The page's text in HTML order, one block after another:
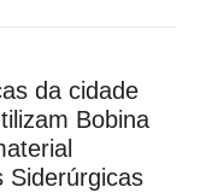
da cidade
Bobina
Siderúrgicas